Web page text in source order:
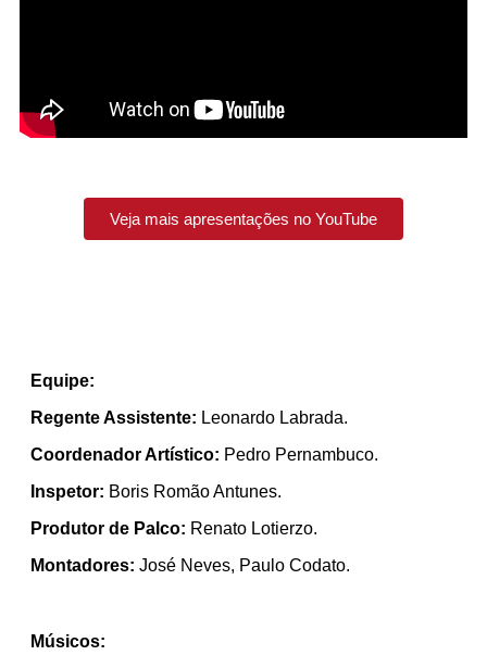
Veja mais apresentações no YouTube
Equipe:
Regente Assistente: Leonardo Labrada.
Coordenador Artístico: Pedro Pernambuco.
Inspetor: Boris Romão Antunes.
Produtor de Palco: Renato Lotierzo.
Montadores: José Neves, Paulo Codato.
Músicos: